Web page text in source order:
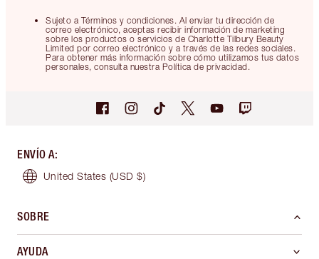
Sujeto a Términos y condiciones. Al enviar tu dirección de
correo electrónico, aceptas recibir información de marketing
sobre los productos o servicios de Charlotte Tilbury Beauty
Limited por correo electrónico y a través de las redes sociales.
Para obtener más información sobre cómo utilizamos tus datos
personales, consulta nuestra Política de privacidad.
ENVÍO A:
United States (USD $)
SOBRE
AYUDA